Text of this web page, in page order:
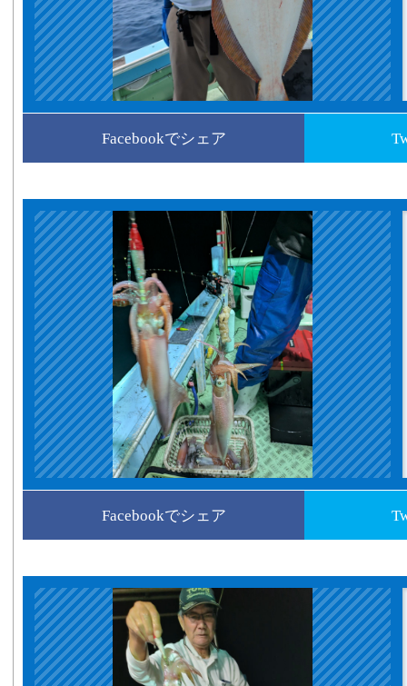
Facebookでシェア
Facebookでシェア